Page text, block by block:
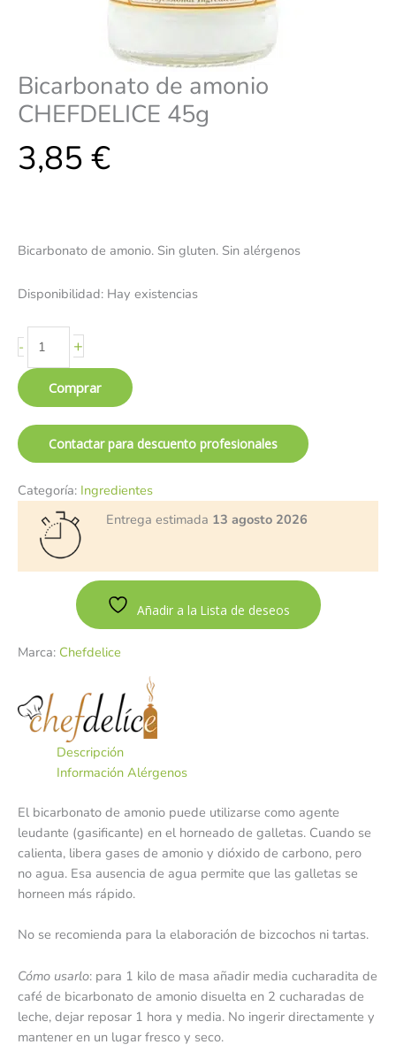
Bicarbonato de amonio
CHEFDELICE 45g
3,85 €
Bicarbonato de amonio. Sin gluten. Sin alérgenos
Disponibilidad: Hay existencias
- +
Comprar
Contactar para descuento profesionales
Categoría: Ingredientes
Entrega estimada 13 agosto 2026
Añadir a la Lista de deseos
Marca: Chefdelice
Descripción
Información Alérgenos
El bicarbonato de amonio puede utilizarse como agente
leudante (gasificante) en el horneado de galletas. Cuando se
calienta, libera gases de amonio y dióxido de carbono, pero
no agua. Esa ausencia de agua permite que las galletas se
horneen más rápido.
No se recomienda para la elaboración de bizcochos ni tartas.
Cómo usarlo: para 1 kilo de masa añadir media cucharadita de
café de bicarbonato de amonio disuelta en 2 cucharadas de
leche, dejar reposar 1 hora y media. No ingerir directamente y
mantener en un lugar fresco y seco.